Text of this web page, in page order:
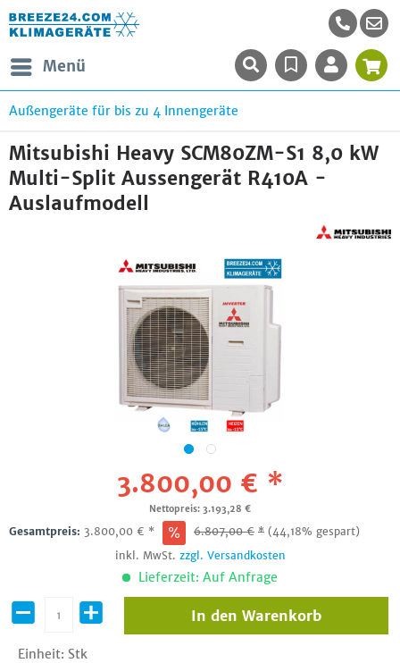
Menü
Außengeräte für bis zu 4 Innengeräte
Mitsubishi Heavy SCM80ZM-S1 8,0 kW
Multi-Split Aussengerät R410A -
Auslaufmodell
3.800,00 € *
Nettopreis: 3.193,28 €
Gesamtpreis: 3.800,00 € * 6.807,00€ * (44,18% gespart)
inkl. MwSt. zzgl. Versandkosten
Lieferzeit: Auf Anfrage
Einheit: Stk
In den Warenkorb